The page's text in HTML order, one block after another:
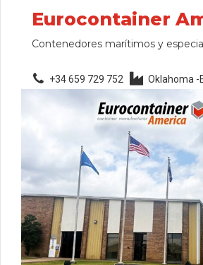
Eurocontainer
Contenedores marítimos y
+34 659 729 752 Oklahoma -